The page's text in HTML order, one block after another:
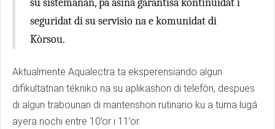
seguridat di su servisio na e komunidat di
Kòrsou.
Aktualmente Aqualectra ta eksperensiando algun
difikultatnan tékniko na su aplikashon di telefòn, despues
di algun trabounan di mantenshon rutinario ku a tuma lugá
ayera nochi entre 10’or i 11’or.